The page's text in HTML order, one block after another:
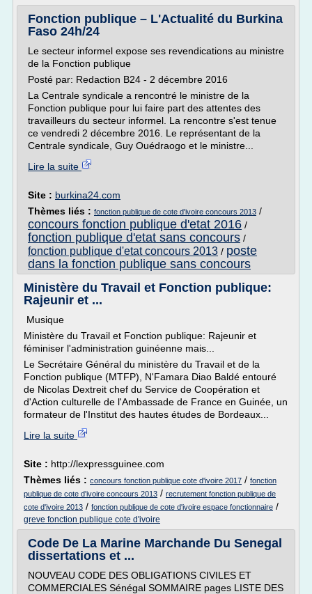
Fonction publique – L'Actualité du Burkina
Faso 24h/24
Le secteur informel expose ses revendications au ministre
de la Fonction publique
Posté par: Redaction B24 - 2 décembre 2016
La Centrale syndicale a rencontré le ministre de la
Fonction publique pour lui faire part des attentes des
travailleurs du secteur informel. La rencontre s'est tenue
ce vendredi 2 décembre 2016. Le représentant de la
Centrale syndicale, Guy Ouédraogo et le ministre...
Lire la suite
Site : burkina24.com
Thèmes liés : fonction publique de cote d'ivoire concours 2013 /
concours fonction publique d'etat 2016 /
fonction publique d'etat sans concours /
fonction publique d'etat concours 2013 / poste
dans la fonction publique sans concours
Ministère du Travail et Fonction publique:
Rajeunir et ...
Musique
Ministère du Travail et Fonction publique: Rajeunir et
féminiser l'administration guinéenne mais...
Le Secrétaire Général du ministère du Travail et de la
Fonction publique (MTFP), N'Famara Diao Baldé entouré
de Nicolas Dextreit chef du Service de Coopération et
d'Action culturelle de l'Ambassade de France en Guinée, un
formateur de l'Institut des hautes études de Bordeaux...
Lire la suite
Site : http://lexpressguinee.com
Thèmes liés : concours fonction publique cote d'ivoire 2017 / fonction
publique de cote d'ivoire concours 2013 / recrutement fonction publique de
cote d'ivoire 2013 / fonction publique de cote d'ivoire espace fonctionnaire /
greve fonction publique cote d'ivoire
Code De La Marine Marchande Du Senegal
dissertations et ...
NOUVEAU CODE DES OBLIGATIONS CIVILES ET
COMMERCIALES Sénégal SOMMAIRE pages LISTE DES